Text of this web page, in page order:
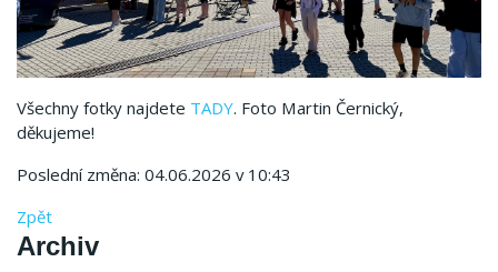
Všechny fotky najdete TADY. Foto Martin Černický,
děkujeme!
Poslední změna: 04.06.2026 v 10:43
Zpět
Archiv